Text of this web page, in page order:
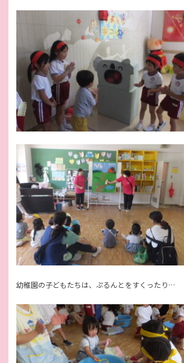
幼稚園の子どもたちは、ぷるんとをすくったり…